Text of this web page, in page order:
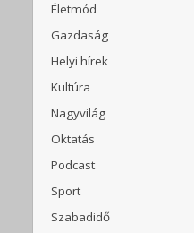
Életmód
Gazdaság
Helyi hírek
Kultúra
Nagyvilág
Oktatás
Podcast
Sport
Szabadidő